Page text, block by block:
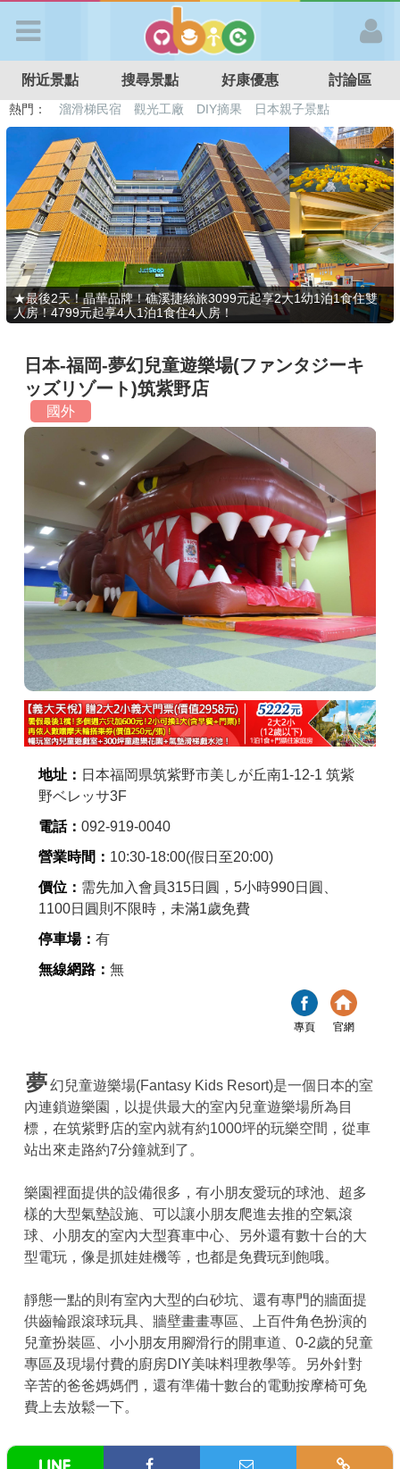
APP登入
首 頁
搜尋景點
好康優惠
最新消息
最新留言
商家合作
推薦景點
討論區
聯絡我們
APP下載
附近景點 搜尋景點 好康優惠 討論區
熱門： 溜滑梯民宿 觀光工廠 DIY摘果
日本親子景點
特色遊戲場
親子住房優惠 台北親子餐廳 溫泉泡湯SPA
★最後2天！晶華品牌！礁溪捷絲旅3099元起享2大1幼1泊1食住雙
人房！4799元起享4人1泊1食住4人房！
日本-福岡-夢幻兒童遊樂場(ファンタジーキ
ッズリゾート)筑紫野店
國外
地址： 日本福岡県筑紫野市美しが丘南1-12-1 筑紫
野ベレッサ3F
電話： 092-919-0040
營業時間： 10:30-18:00(假日至20:00)
價位： 需先加入會員315日圓，5小時990日圓、
1100日圓則不限時，未滿1歲免費
停車場： 有
無線網路： 無
專頁 官網
夢幻兒童遊樂場(Fantasy Kids Resort)是一個日本的室
內連鎖遊樂園，以提供最大的室內兒童遊樂場所為目
標，在筑紫野店的室內就有約1000坪的玩樂空間，從車
站出來走路約7分鐘就到了。
樂園裡面提供的設備很多，有小朋友愛玩的球池、超多
樣的大型氣墊設施、可以讓小朋友爬進去推的空氣滾
球、小朋友的室內大型賽車中心、另外還有數十台的大
型電玩，像是抓娃娃機等，也都是免費玩到飽哦。
靜態一點的則有室內大型的白砂坑、還有專門的牆面提
供齒輪跟滾球玩具、牆壁畫畫專區、上百件角色扮演的
兒童扮裝區、小小朋友用腳滑行的開車道、0-2歲的兒童
專區及現場付費的廚房DIY美味料理教學等。另外針對
辛苦的爸爸媽媽們，還有準備十數台的電動按摩椅可免
費上去放鬆一下。